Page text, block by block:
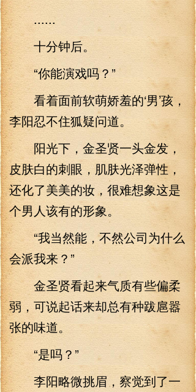
......
十分钟后。
“你能演戏吗？”
看着面前软萌娇羞的‘男’孩，
李阳忍不住狐疑问道。
阳光下，金圣贤一头金发，
皮肤白的刺眼，肌肤光泽弹性，
还化了美美的妆，很难想象这是
个男人该有的形象。
“我当然能，不然公司为什么
会派我来？”
金圣贤看起来气质有些偏柔
弱，可说起话来却总有种跋扈嚣
张的味道。
“是吗？”
李阳略微挑眉，察觉到了一